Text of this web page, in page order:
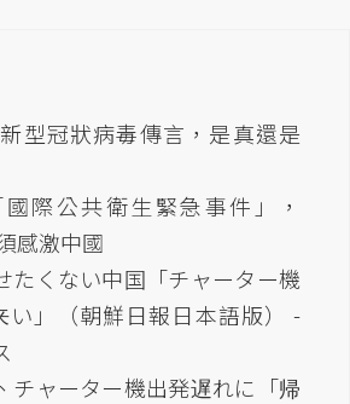
型冠狀病毒傳言，是真還是
際公共衛生緊急事件」，
感激中國
たくない中国「チャーター機
い」（朝鮮日報日本語版） -
チャーター機出発遅れに「帰